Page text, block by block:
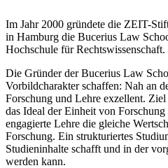
Im Jahr 2000 gründete die ZEIT-
in Hamburg die Bucerius Law
Hochschule für Rechtswissenschaft.
Die Gründer der Bucerius Law
Vorbildcharakter schaffen: Nah an
Forschung und Lehre exzellent.
das Ideal der Einheit von
engagierte Lehre die gleiche
Forschung. Ein strukturiertes
Studieninhalte schafft und in der
werden kann.